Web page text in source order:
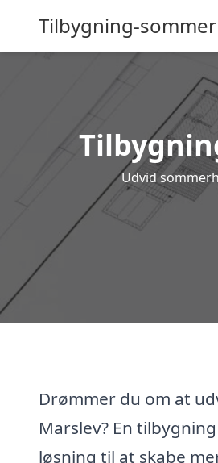
Tilbygning-
Udvid
Drømmer du om at
Marslev? En
løsning til at skabe